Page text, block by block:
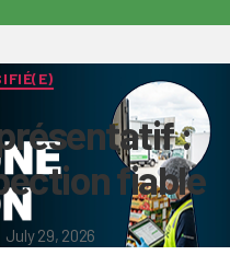
:
fiable
July 29, 2026